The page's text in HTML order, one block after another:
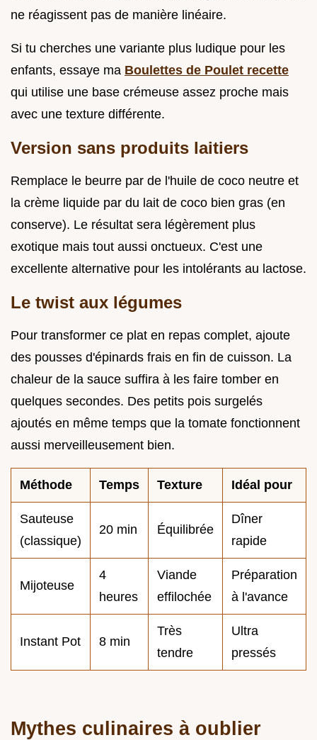
ne réagissent pas de manière linéaire.
Si tu cherches une variante plus ludique pour les
enfants, essaye ma Boulettes de Poulet recette
qui utilise une base crémeuse assez proche mais
avec une texture différente.
Version sans produits laitiers
Remplace le beurre par de l'huile de coco neutre et
la crème liquide par du lait de coco bien gras (en
conserve). Le résultat sera légèrement plus
exotique mais tout aussi onctueux. C'est une
excellente alternative pour les intolérants au lactose.
Le twist aux légumes
Pour transformer ce plat en repas complet, ajoute
des pousses d'épinards frais en fin de cuisson. La
chaleur de la sauce suffira à les faire tomber en
quelques secondes. Des petits pois surgelés
ajoutés en même temps que la tomate fonctionnent
aussi merveilleusement bien.
Méthode Temps Texture Idéal pour
Sauteuse
(classique)
20 min Équilibrée
Dîner
rapide
Mijoteuse
4
heures
Viande
effilochée
Préparation
à l'avance
Instant Pot 8 min
Très
tendre
Ultra
pressés
Mythes culinaires à oublier